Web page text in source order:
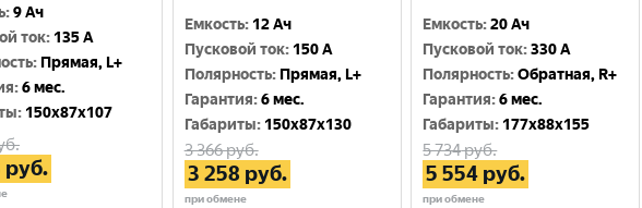
:9 Ач
ток: 135 A
: Прямая, L+
:6 мес.
: 150x87x107
руб.
Емкость: 12 Ач
Пусковой ток: 150 A
Полярность: Прямая, L+
Гарантия:6 мес.
Габариты: 150x87x130
3 366руб.
3 258 руб.
при обмене
Емкость:20 Ач
Пусковой ток:330 A
Полярность:Обратная, R+
Гарантия:6 мес.
Габариты: 177x88x155
5 734руб.
5 554 руб.
при обмене